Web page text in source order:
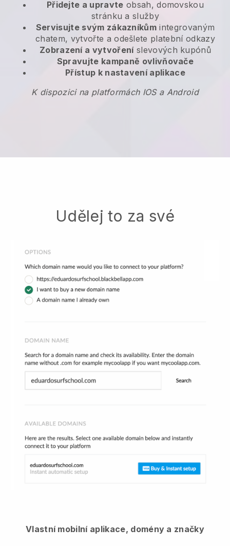
Přidejte a upravte obsah, domovskou
stránku a služby
Servisujte svým zákazníkům integrovaným
chatem, vytvořte a odešlete platební odkazy
Zobrazení a vytvořeníslevových kupónů
Spravujte kampaně ovlivňovače
Přístup k nastavení aplikace
K dispozici na platformách IOS a Android
Udělej to za své
Vlastní mobilní aplikace, domény a značky